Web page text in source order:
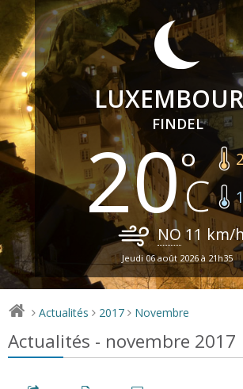
FINDEL
20
NO 11 km/h
Jeudi 06 août 2026 à 21h35
> Actualités > 2017 > Novembre
Actualités - novembre 2017